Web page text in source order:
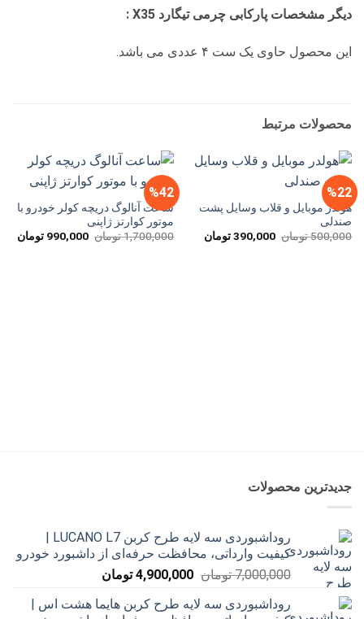
دیگر مشخصات پارکابی چرمی تیگارد X35 :
این محصول حاوی یک ست ۴ عددی می باشد.
محصولات مرتبط
%22
هولدر موبایل و قلاب وسایل پشت
صندلی
500,000تومان قیمت
اصلی
390,000تومانقیمت
%42
ساعت آنالوگ دریچه کولر خودرو با
موتور کوارتز ژاپنی
1,700,000تومان قیمت
اصلی
990,000 تومان
جدیدترین محصولات
روداشبوردی سه‌ لایه طرح کربن LUCANO L7 |
کیفیت وارداتی، محافظت حرفه‌ای از داشبورد خودرو
7,000,000 تومان قیمت
7,000,000 تومان
4,900,000 تومانقیمت
4,900,000 تومانروداشبوردی سه‌ لایه طرح کربن هایما هشت اس |